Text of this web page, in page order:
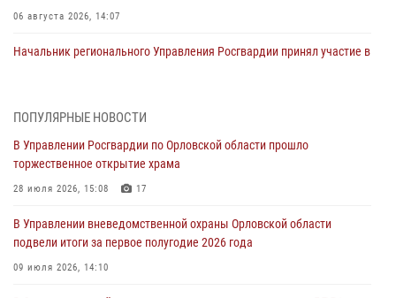
06 августа 2026, 14:07
Начальник регионального Управления Росгвардии принял участие в
первое полугодие
05 августа 2026, 13:12
совершении противоправных действий
04 августа 2026, 14:21
ПОПУЛЯРНЫЕ НОВОСТИ
В Управлении Росгвардии по Орловской области прошло
торжественное открытие храма
28 июля 2026, 15:08 17
В Управлении вневедомственной охраны Орловской области
подвели итоги за первое полугодие 2026 года
09 июля 2026, 14:10